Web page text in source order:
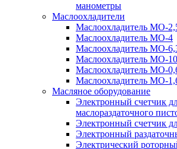
манометры
Маслоохладители
Маслоохладитель MO-
Маслоохладитель MO-4
Маслоохладитель МО-
Маслоохладитель МО-10
Маслоохладитель MO-
Маслоохладитель MO-
Масляное оборудование
Электронный счетчик
маслораздаточного
Электронный счетчик
Электронный
Электрический